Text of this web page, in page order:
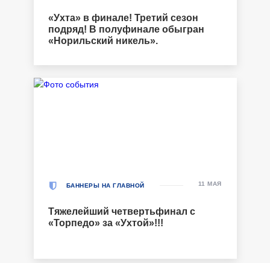
«Ухта» в финале! Третий сезон
подряд! В полуфинале обыгран
«Норильский никель».
БАННЕРЫ НА ГЛАВНОЙ
Тяжелейший четвертьфинал с
«Торпедо» за «Ухтой»!!!
11 МАЯ